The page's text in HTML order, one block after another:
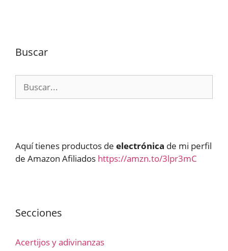
Buscar
Aquí tienes productos de electrónica de mi perfil
de Amazon Afiliados https://amzn.to/3lpr3mC
Secciones
Acertijos y adivinanzas